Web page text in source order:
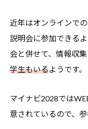
近年はオンラインで
説明会に参加できる
会と併せて、情報収
学生もいるようです。
マイナビ2028では
意されているので、